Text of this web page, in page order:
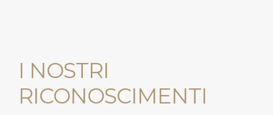
I NOSTRI
RICONOSCIMENTI